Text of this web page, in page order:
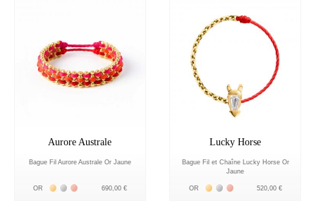
Aurore Australe
Bague Fil Aurore Australe Or Jaune
OR Жёлтое золото 18К
Белое золото 18К
Розовое золото 18К
690,00 €
Lucky Horse
Bague Fil et Chaîne Lucky Horse Or
Jaune
OR Жёлтое золото 18К
Белое золото 18К
Розовое золото 18К
520,00 €